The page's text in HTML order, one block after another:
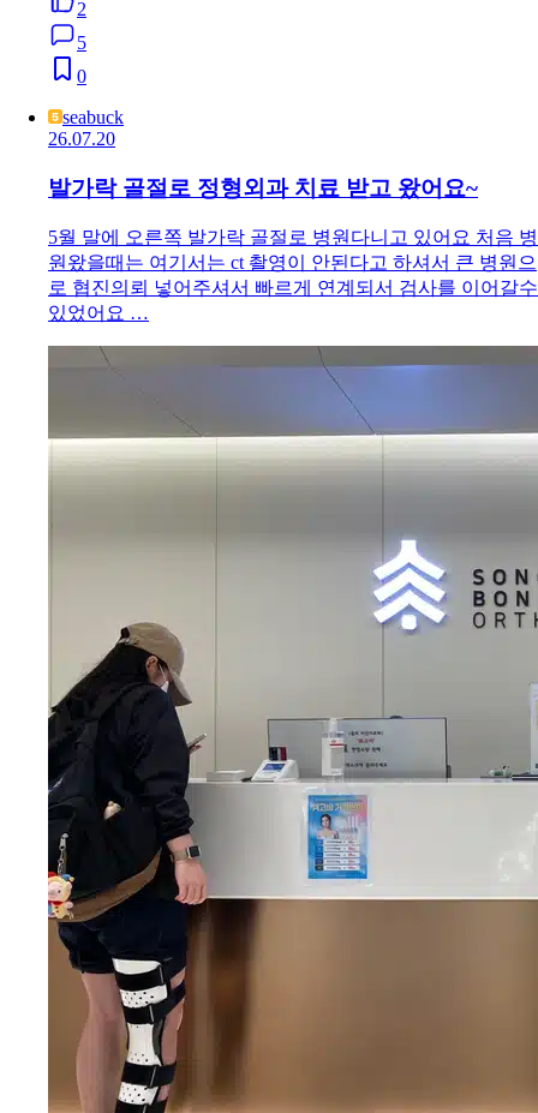
2
5
0
seabuck
26.07.20
발가락 골절로 정형외과 치료 받고 왔어요~
5월 말에 오른쪽 발가락 골절로 병원다니고 있어요 처음 병
원왔을때는 여기서는 ct 촬영이 안된다고 하셔서 큰 병원으
로 협진의뢰 넣어주셔서 빠르게 연계되서 검사를 이어갈수
있었어요 …